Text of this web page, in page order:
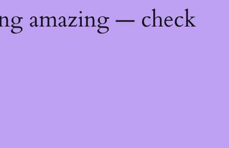
amazing — check